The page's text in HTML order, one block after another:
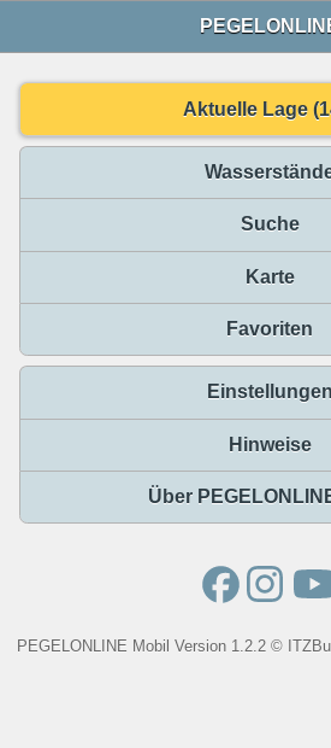
Aktuelle Lage
Suche
Karte
Favoriten
Einstellungen
Hinweise
Über
PEGELONLINE Mobil Version 1.2.2 ©